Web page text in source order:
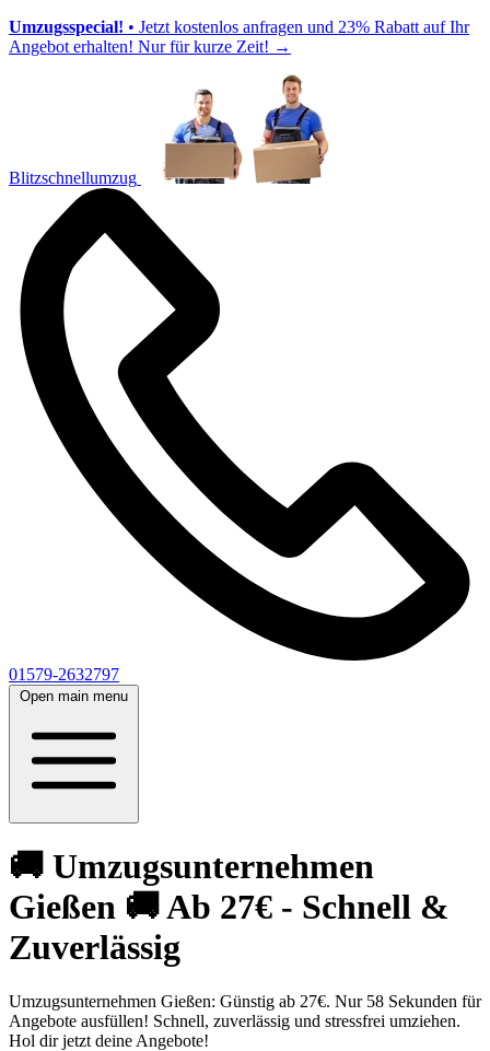
Umzugsspecial! • Jetzt kostenlos anfragen und 23% Rabatt auf Ihr
Angebot erhalten! Nur für kurze Zeit! →
Blitzschnellumzug
01579-2632797
Open main menu
🚚 Umzugsunternehmen
Gießen 🚚 Ab 27€ - Schnell &
Zuverlässig‎
Umzugsunternehmen Gießen: Günstig ab 27€. Nur 58 Sekunden für
Angebote ausfüllen! Schnell, zuverlässig und stressfrei umziehen.
Hol dir jetzt deine Angebote!